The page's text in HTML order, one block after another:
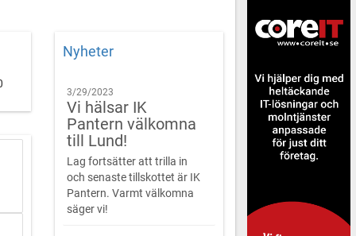
Nyheter
3/29/2023
Vi hälsar IK
Pantern välkomna
till Lund!
Lag fortsätter att trilla in
och senaste tillskottet är IK
Pantern. Varmt välkomna
säger vi!